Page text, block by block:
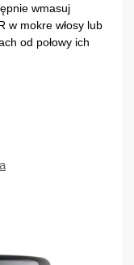
wmasuj
w mokre włosy lub
od połowy ich